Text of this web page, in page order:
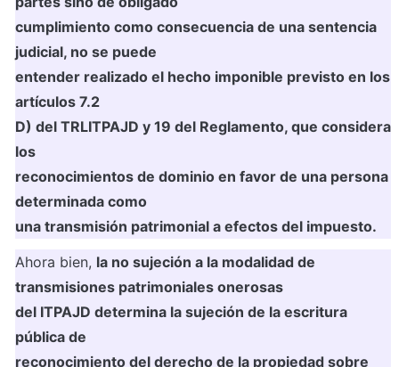
cumplimiento como consecuencia de una sentencia
judicial, no se puede
entender realizado el hecho imponible previsto en los
artículos 7.2
D) del TRLITPAJD y 19 del Reglamento, que considera
los
reconocimientos de dominio en favor de una persona
determinada como
una transmisión patrimonial a efectos del impuesto.
Ahora bien, la no sujeción a la modalidad de
transmisiones patrimoniales onerosas
del ITPAJD determina la sujeción de la escritura
pública de
reconocimiento del derecho de la propiedad sobre